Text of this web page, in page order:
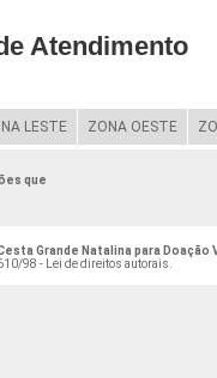
Atendimento
LESTE ZONA OESTE
que
Grande Natalina para Doação
98 - Lei de direitos autorais